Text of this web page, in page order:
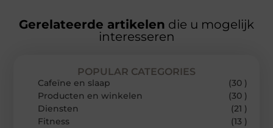
Gerelateerde artikelen die u mogelijk
interesseren
POPULAR CATEGORIES
Cafeïne en slaap
(30 )
Producten en winkelen
(30 )
Diensten
(21 )
Fitness
(13 )